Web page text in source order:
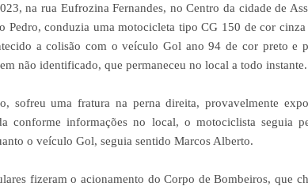
na rua Eufrozina Fernandes, no Centro da cidade de
Pedro, conduzia uma motocicleta tipo CG 150 de cor
a colisão com o veículo Gol ano 94 de cor preto e
não identificado, que permaneceu no local a todo instante.
sofreu uma fratura na perna direita, provavelmente
conforme informações no local, o motociclista seguia
o veículo Gol, seguia sentido Marcos Alberto.
fizeram o acionamento do Corpo de Bombeiros, que